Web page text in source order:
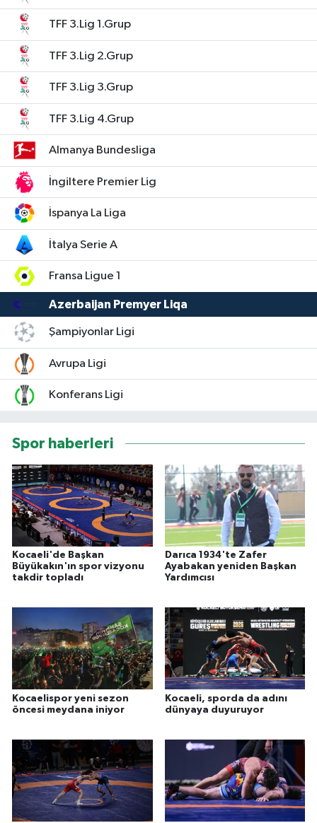
TFF 3.Lig 1.Grup
TFF 3.Lig 2.Grup
TFF 3.Lig 3.Grup
TFF 3.Lig 4.Grup
Almanya Bundesliga
İngiltere Premier Lig
İspanya La Liga
İtalya Serie A
Fransa Ligue 1
Azerbaijan Premyer Liqa
Şampiyonlar Ligi
Avrupa Ligi
Konferans Ligi
Spor haberleri
Kocaeli'de Başkan
Büyükakın'ın spor vizyonu
takdir topladı
Darıca 1934'te Zafer
Ayabakan yeniden Başkan
Yardımcısı
Kocaelispor yeni sezon
öncesi meydana iniyor
Kocaeli, sporda da adını
dünyaya duyuruyor